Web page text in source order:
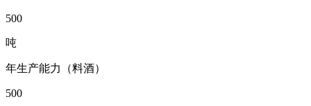
500
吨
年生产能力（料酒）
500